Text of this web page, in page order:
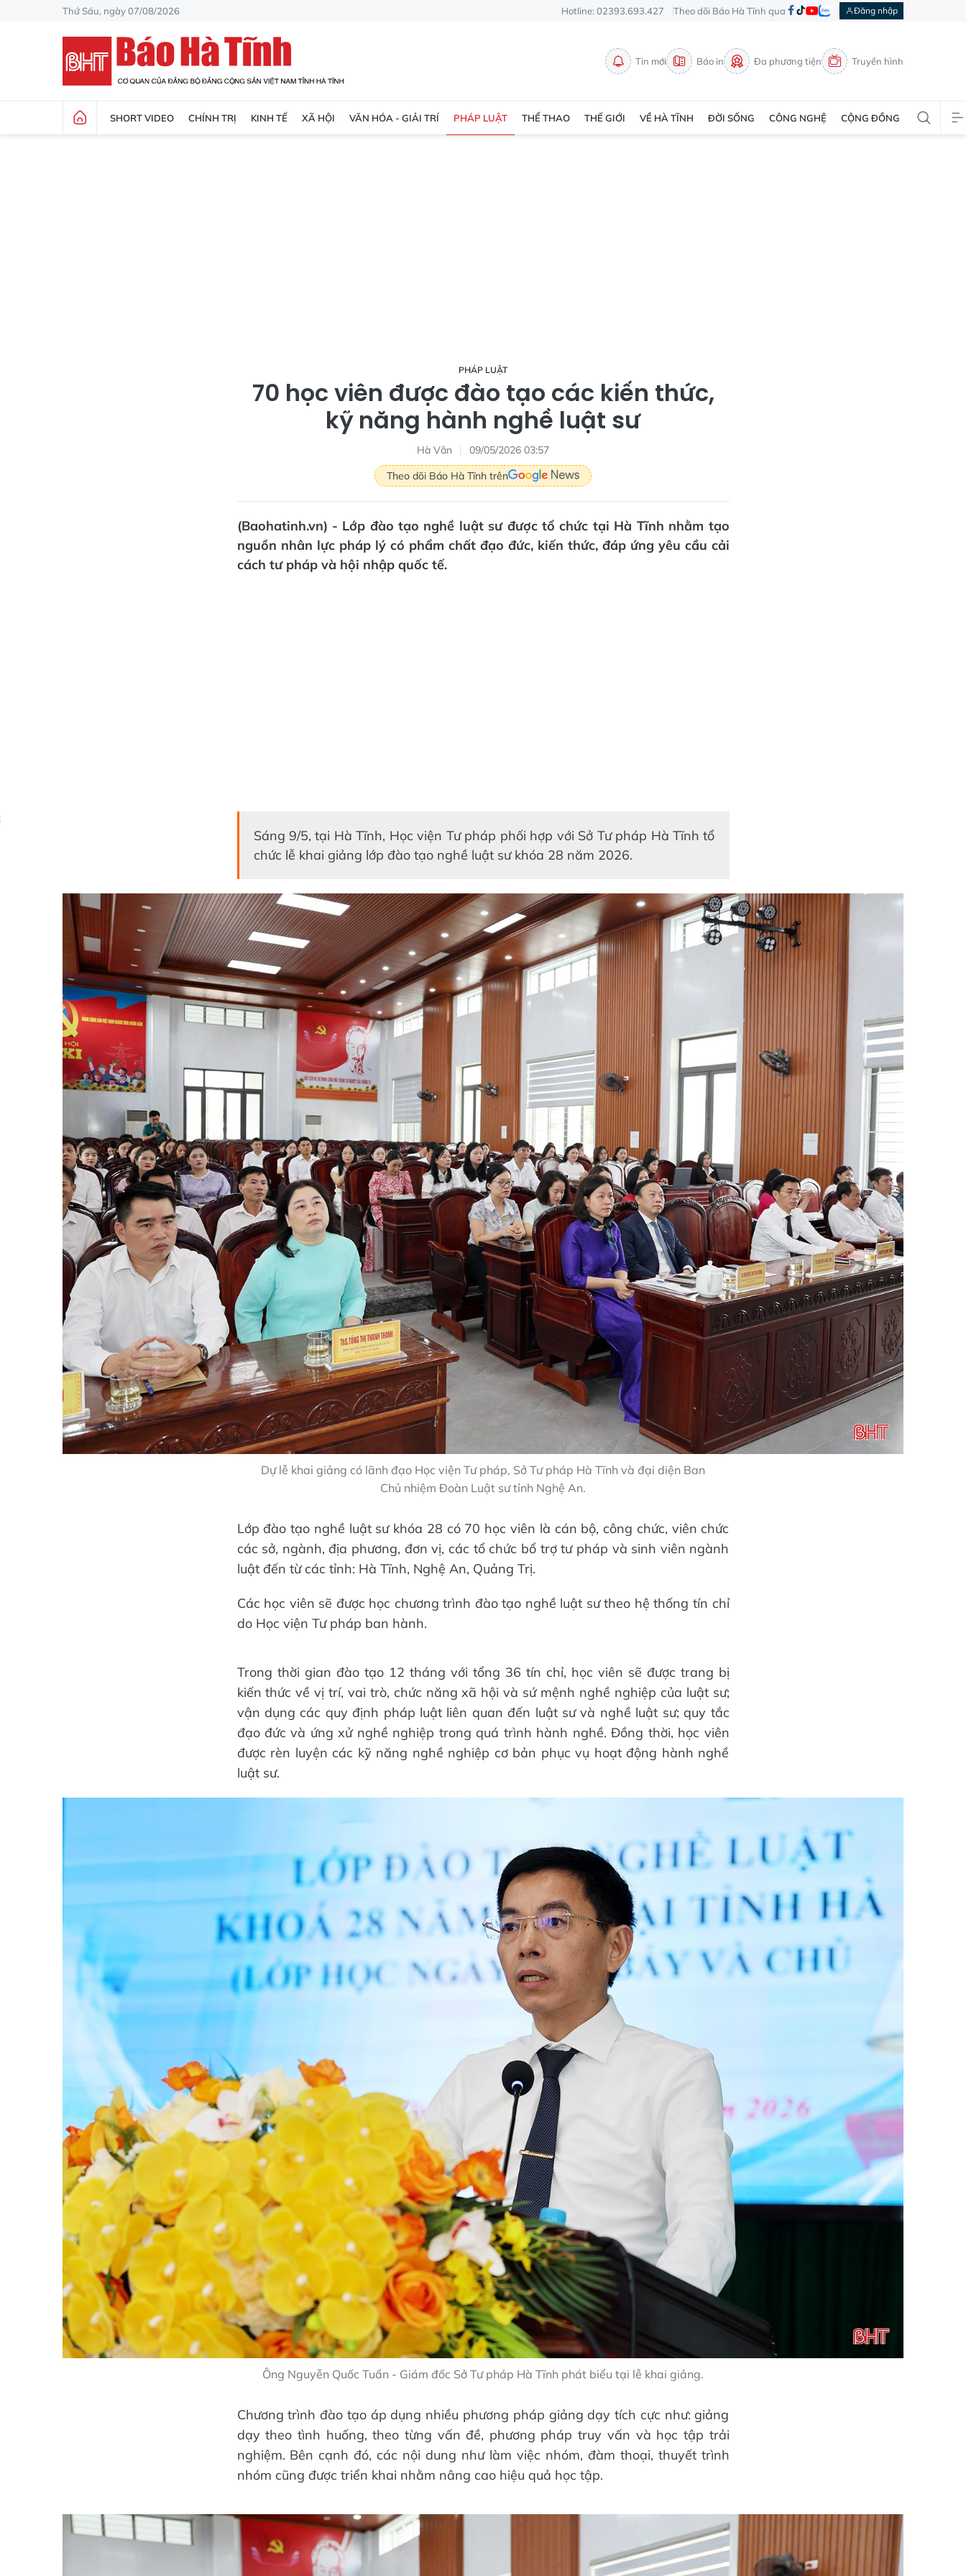
Thứ Sáu, ngày 07/08/2026 Hotline: 02393.693.427 Theo dõi Báo Hà Tĩnh qua Đăng nhập
Tin mới Báo in Đa phương tiện Truyền hình
SHORT VIDEO CHÍNH TRỊ KINH TẾ XÃ HỘI VĂN HÓA - GIẢI TRÍ PHÁP LUẬT THỂ THAO THẾ GIỚI VỀ HÀ TĨNH ĐỜI SỐNG CÔNG NGHỆ CỘNG ĐỒNG
PHÁP LUẬT
70 học viên được đào tạo các kiến thức,
kỹ năng hành nghề luật sư
Hà Vân
09/05/2026 03:57
Theo dõi Báo Hà Tĩnh trên
(Baohatinh.vn) - Lớp đào tạo nghề luật sư được tổ chức tại Hà Tĩnh nhằm tạo
nguồn nhân lực pháp lý có phẩm chất đạo đức, kiến thức, đáp ứng yêu cầu cải
cách tư pháp và hội nhập quốc tế.
Sáng 9/5, tại Hà Tĩnh, Học viện Tư pháp phối hợp với Sở Tư pháp Hà Tĩnh tổ
chức lễ khai giảng lớp đào tạo nghề luật sư khóa 28 năm 2026.
Dự lễ khai giảng có lãnh đạo Học viện Tư pháp, Sở Tư pháp Hà Tĩnh và đại diện Ban
Chủ nhiệm Đoàn Luật sư tỉnh Nghệ An.
Lớp đào tạo nghề luật sư khóa 28 có 70 học viên là cán bộ, công chức, viên chức
các sở, ngành, địa phương, đơn vị, các tổ chức bổ trợ tư pháp và sinh viên ngành
luật đến từ các tỉnh: Hà Tĩnh, Nghệ An, Quảng Trị.
Các học viên sẽ được học chương trình đào tạo nghề luật sư theo hệ thống tín chỉ
do Học viện Tư pháp ban hành.
Trong thời gian đào tạo 12 tháng với tổng 36 tín chỉ, học viên sẽ được trang bị
kiến thức về vị trí, vai trò, chức năng xã hội và sứ mệnh nghề nghiệp của luật sư;
vận dụng các quy định pháp luật liên quan đến luật sư và nghề luật sư; quy tắc
đạo đức và ứng xử nghề nghiệp trong quá trình hành nghề. Đồng thời, học viên
được rèn luyện các kỹ năng nghề nghiệp cơ bản phục vụ hoạt động hành nghề
luật sư.
Ông Nguyễn Quốc Tuấn - Giám đốc Sở Tư pháp Hà Tĩnh phát biểu tại lễ khai giảng.
Chương trình đào tạo áp dụng nhiều phương pháp giảng dạy tích cực như: giảng
dạy theo tình huống, theo từng vấn đề, phương pháp truy vấn và học tập trải
nghiệm. Bên cạnh đó, các nội dung như làm việc nhóm, đàm thoại, thuyết trình
nhóm cũng được triển khai nhằm nâng cao hiệu quả học tập.